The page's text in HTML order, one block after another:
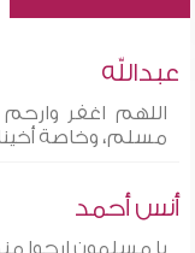
عبدالله
اللهم اغفر
مسلم، وخاصة أخينا
أنس أحمد
يا مسلمون ارجوا